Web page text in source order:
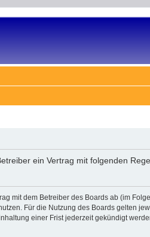
ein Vertrag mit folgenden
mit dem Betreiber des Boards ab (im
Für die Nutzung des Boards gelten
einer Frist jederzeit gekündigt